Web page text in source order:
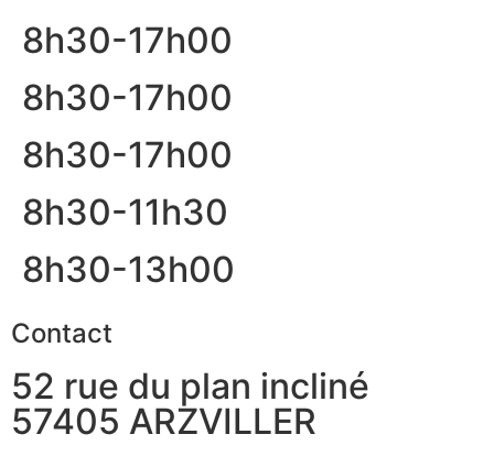
8h30-17h00
8h30-17h00
8h30-17h00
8h30-11h30
8h30-13h00
Contact
52 rue du plan incliné
57405 ARZVILLER